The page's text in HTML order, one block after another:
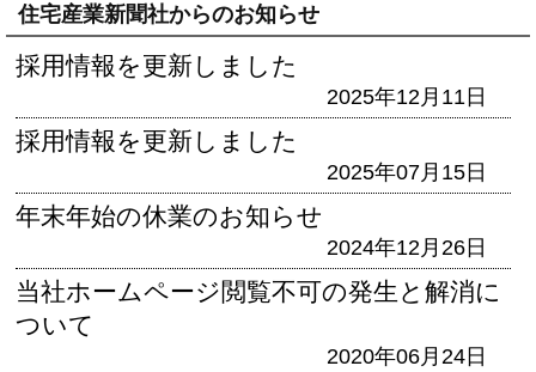
住宅産業新聞社からのお知らせ
採用情報を更新しました
2025年12月11日
採用情報を更新しました
2025年07月15日
年末年始の休業のお知らせ
2024年12月26日
当社ホームページ閲覧不可の発生と解消に
ついて
2020年06月24日